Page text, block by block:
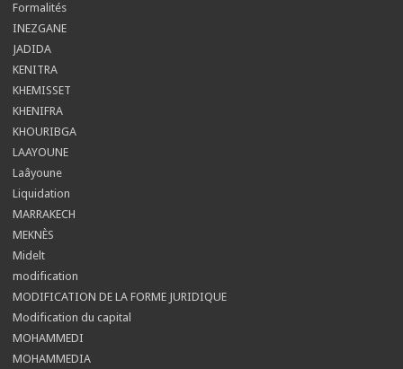
Formalités
INEZGANE
JADIDA
KENITRA
KHEMISSET
KHENIFRA
KHOURIBGA
LAAYOUNE
Laâyoune
Liquidation
MARRAKECH
MEKNÈS
Midelt
modification
MODIFICATION DE LA FORME JURIDIQUE
Modification du capital
MOHAMMEDI
MOHAMMEDIA